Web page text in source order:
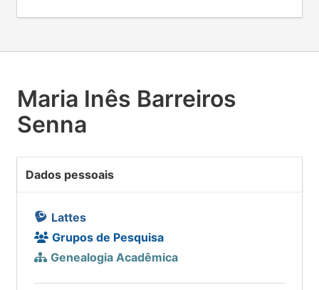
Maria Inês Barreiros
Senna
Dados pessoais
Lattes
Grupos de Pesquisa
Genealogia Acadêmica